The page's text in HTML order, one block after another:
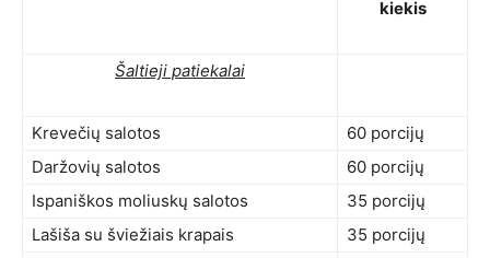
kiekis
Šaltieji patiekalai
Krevečių salotos
60 porcijų
Daržovių salotos
60 porcijų
Ispaniškos moliuskų salotos
35 porcijų
Lašiša su šviežiais krapais
35 porcijų